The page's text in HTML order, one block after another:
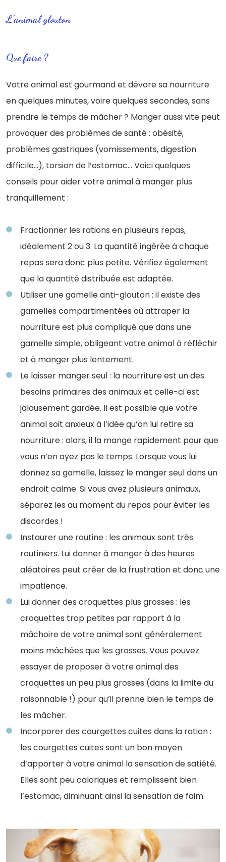
L'animal glouton
Que faire ?
Votre animal est gourmand et dévore sa nourriture
en quelques minutes, voire quelques secondes, sans
prendre le temps de mâcher ? Manger aussi vite peut
provoquer des problèmes de santé : obésité,
problèmes gastriques (vomissements, digestion
difficile…), torsion de l’estomac… Voici quelques
conseils pour aider votre animal à manger plus
tranquillement :
Fractionner les rations en plusieurs repas,
idéalement 2 ou 3. La quantité ingérée à chaque
repas sera donc plus petite. Vérifiez également
que la quantité distribuée est adaptée.
Utiliser une gamelle anti-glouton : il existe des
gamelles compartimentées où attraper la
nourriture est plus compliqué que dans une
gamelle simple, obligeant votre animal à réfléchir
et à manger plus lentement.
Le laisser manger seul : la nourriture est un des
besoins primaires des animaux et celle-ci est
jalousement gardée. Il est possible que votre
animal soit anxieux à l’idée qu’on lui retire sa
nourriture : alors, il la mange rapidement pour que
vous n’en ayez pas le temps. Lorsque vous lui
donnez sa gamelle, laissez le manger seul dans un
endroit calme. Si vous avez plusieurs animaux,
séparez les au moment du repas pour éviter les
discordes !
Instaurer une routine : les animaux sont très
routiniers. Lui donner à manger à des heures
aléatoires peut créer de la frustration et donc une
impatience.
Lui donner des croquettes plus grosses : les
croquettes trop petites par rapport à la
mâchoire de votre animal sont généralement
moins mâchées que les grosses. Vous pouvez
essayer de proposer à votre animal des
croquettes un peu plus grosses (dans la limite du
raisonnable !) pour qu’il prenne bien le temps de
les mâcher.
Incorporer des courgettes cuites dans la ration :
les courgettes cuites sont un bon moyen
d’apporter à votre animal la sensation de satiété.
Elles sont peu caloriques et remplissent bien
l’estomac, diminuant ainsi la sensation de faim.